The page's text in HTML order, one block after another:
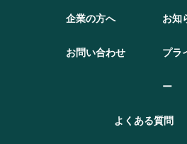
企業の方へ お知
お問い合わせ プラ
ー
よくある質問